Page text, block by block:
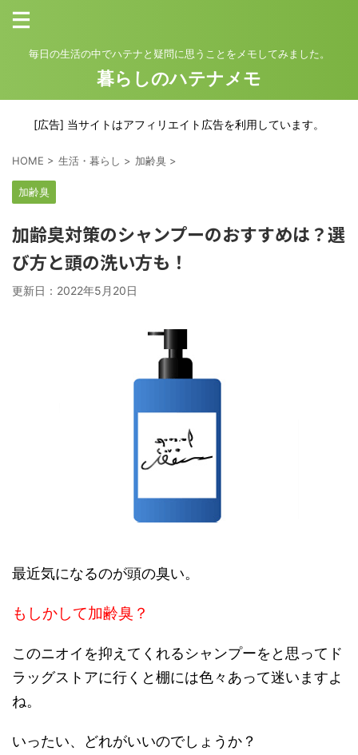
毎日の生活の中でハテナと疑問に思うことをメモしてみました。
暮らしのハテナメモ
[広告] 当サイトはアフィリエイト広告を利用しています。
HOME > 生活・暮らし > 加齢臭 >
加齢臭
加齢臭対策のシャンプーのおすすめは？選
び方と頭の洗い方も！
更新日： 2022年5月20日
最近気になるのが頭の臭い。
もしかして加齢臭？
このニオイを抑えてくれるシャンプーをと思ってド
ラッグストアに行くと棚には色々あって迷いますよ
ね。
いったい、どれがいいのでしょうか？